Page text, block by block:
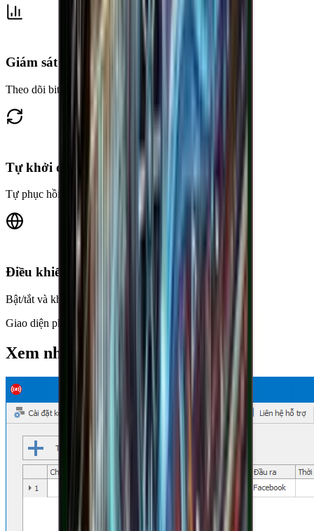
Giám sát realtime
Theo dõi bitrate, FPS và thời lượng theo thời gian thực.
Tự khởi động lại
Tự phục hồi khi luồng bị đứt kết nối.
Điều khiển từ xa
Bật/tắt và khởi động lại qua dashboard web.
Giao diện phần mềm
Xem nhanh màn hình phần mềm